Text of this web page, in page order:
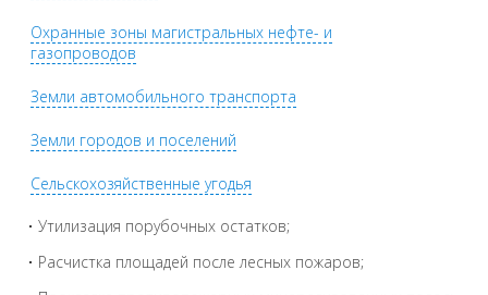
Охранные зоны магистральных нефте- и
газопроводов
Земли автомобильного транспорта
Земли городов и поселений
Сельскохозяйственные угодья
Утилизация порубочных остатков;
Расчистка площадей после лесных пожаров;